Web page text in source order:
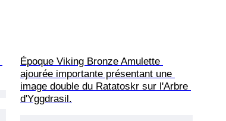
Époque Viking Bronze Amulette
ajourée importante présentant une
image double du Ratatoskr sur l'Arbre
d'Yggdrasil.